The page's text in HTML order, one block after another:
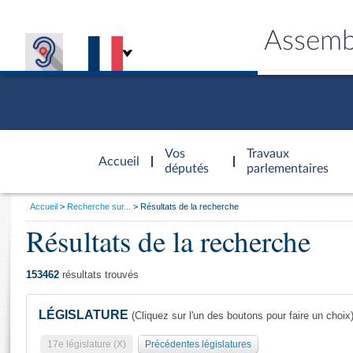
Accueil
d'accueil
Vos
députés
Travaux
parlementaires
Général
Vous
Accueil Recherche sur... Résultats de la recherche
Résultats de la recherche
153462 résultats trouvés
LÉGISLATURE (Cliquez sur l'un des boutons pour faire un choix)
17e législature (X) Précédentes législatures